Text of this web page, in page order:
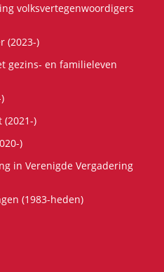
volksvertegenwoordigers
(2023-)
gezins- en familieleven
)
)
in Verenigde Vergadering
(1983-heden)